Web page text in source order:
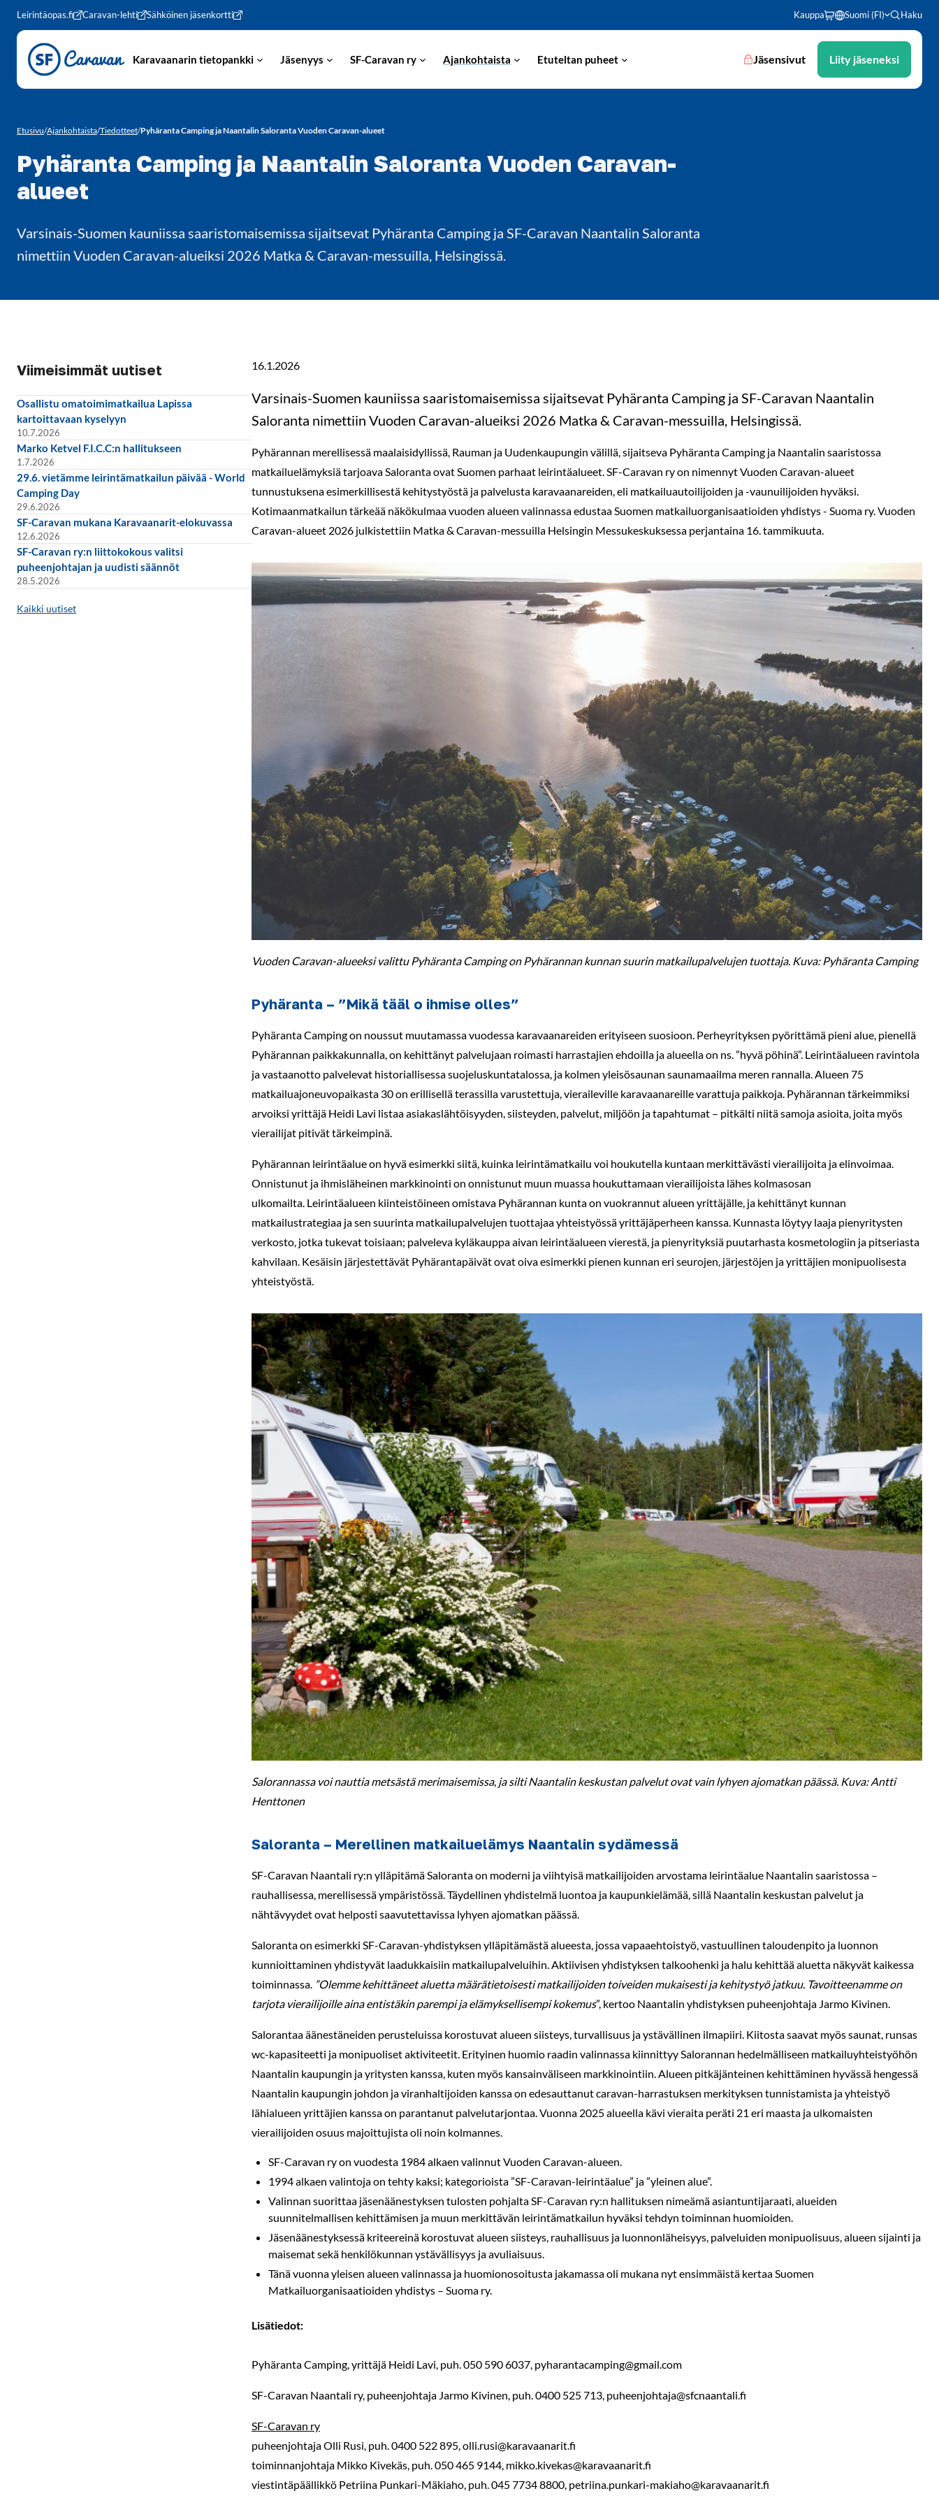
Siirry sivun sisältöön
Leirintäopas.fi Caravan-lehti Sähköinen jäsenkortti Kauppa Suomi (FI) Haku
Karavaanarin tietopankki Jäsenyys SF-Caravan ry Ajankohtaista Etuteltan puheet Jäsensivut Liity jäseneksi
Etusivu/Ajankohtaista/Tiedotteet/Pyhäranta Camping ja Naantalin Saloranta Vuoden Caravan-alueet
Pyhäranta Camping ja Naantalin Saloranta Vuoden Caravan-
alueet
Varsinais-Suomen kauniissa saaristomaisemissa sijaitsevat Pyhäranta Camping ja SF-Caravan Naantalin Saloranta
nimettiin Vuoden Caravan-alueiksi 2026 Matka & Caravan-messuilla, Helsingissä.
16.1.2026
Varsinais-Suomen kauniissa saaristomaisemissa sijaitsevat Pyhäranta Camping ja SF-Caravan Naantalin
Saloranta nimettiin Vuoden Caravan-alueiksi 2026 Matka & Caravan-messuilla, Helsingissä.
Pyhärannan merellisessä maalaisidyllissä, Rauman ja Uudenkaupungin välillä, sijaitseva Pyhäranta Camping ja Naantalin saaristossa
matkailuelämyksiä tarjoava Saloranta ovat Suomen parhaat leirintäalueet. SF-Caravan ry on nimennyt Vuoden Caravan-alueet
tunnustuksena esimerkillisestä kehitystyöstä ja palvelusta karavaanareiden, eli matkailuautoilijoiden ja -vaunuilijoiden hyväksi.
Kotimaanmatkailun tärkeää näkökulmaa vuoden alueen valinnassa edustaa Suomen matkailuorganisaatioiden yhdistys - Suoma ry. Vuoden
Caravan-alueet 2026 julkistettiin Matka & Caravan-messuilla Helsingin Messukeskuksessa perjantaina 16. tammikuuta.
Vuoden Caravan-alueeksi valittu Pyhäranta Camping on Pyhärannan kunnan suurin matkailupalvelujen tuottaja. Kuva: Pyhäranta Camping
Pyhäranta – ”Mikä tääl o ihmise olles”
Pyhäranta Camping on noussut muutamassa vuodessa karavaanareiden erityiseen suosioon. Perheyrityksen pyörittämä pieni alue, pienellä
Pyhärannan paikkakunnalla, on kehittänyt palvelujaan roimasti harrastajien ehdoilla ja alueella on ns. ”hyvä pöhinä”. Leirintäalueen ravintola
ja vastaanotto palvelevat historiallisessa suojeluskuntatalossa, ja kolmen yleisösaunan saunamaailma meren rannalla. Alueen 75
matkailuajoneuvopaikasta 30 on erillisellä terassilla varustettuja, vieraileville karavaanareille varattuja paikkoja. Pyhärannan tärkeimmiksi
arvoiksi yrittäjä Heidi Lavi listaa asiakaslähtöisyyden, siisteyden, palvelut, miljöön ja tapahtumat – pitkälti niitä samoja asioita, joita myös
vierailijat pitivät tärkeimpinä.
Pyhärannan leirintäalue on hyvä esimerkki siitä, kuinka leirintämatkailu voi houkutella kuntaan merkittävästi vierailijoita ja elinvoimaa.
Onnistunut ja ihmisläheinen markkinointi on onnistunut muun muassa houkuttamaan vierailijoista lähes kolmasosan
ulkomailta. Leirintäalueen kiinteistöineen omistava Pyhärannan kunta on vuokrannut alueen yrittäjälle, ja kehittänyt kunnan
matkailustrategiaa ja sen suurinta matkailupalvelujen tuottajaa yhteistyössä yrittäjäperheen kanssa. Kunnasta löytyy laaja pienyritysten
verkosto, jotka tukevat toisiaan; palveleva kyläkauppa aivan leirintäalueen vierestä, ja pienyrityksiä puutarhasta kosmetologiin ja pitseriasta
kahvilaan. Kesäisin järjestettävät Pyhärantapäivät ovat oiva esimerkki pienen kunnan eri seurojen, järjestöjen ja yrittäjien monipuolisesta
yhteistyöstä.
Salorannassa voi nauttia metsästä merimaisemissa, ja silti Naantalin keskustan palvelut ovat vain lyhyen ajomatkan päässä. Kuva: Antti
Henttonen
Saloranta – Merellinen matkailuelämys Naantalin sydämessä
SF-Caravan Naantali ry:n ylläpitämä Saloranta on moderni ja viihtyisä matkailijoiden arvostama leirintäalue Naantalin saaristossa –
rauhallisessa, merellisessä ympäristössä. Täydellinen yhdistelmä luontoa ja kaupunkielämää, sillä Naantalin keskustan palvelut ja
nähtävyydet ovat helposti saavutettavissa lyhyen ajomatkan päässä.
Saloranta on esimerkki SF-Caravan-yhdistyksen ylläpitämästä alueesta, jossa vapaaehtoistyö, vastuullinen taloudenpito ja luonnon
kunnioittaminen yhdistyvät laadukkaisiin matkailupalveluihin. Aktiivisen yhdistyksen talkoohenki ja halu kehittää aluetta näkyvät kaikessa
toiminnassa. ”Olemme kehittäneet aluetta määrätietoisesti matkailijoiden toiveiden mukaisesti ja kehitystyö jatkuu. Tavoitteenamme on
tarjota vierailijoille aina entistäkin parempi ja elämyksellisempi kokemus”, kertoo Naantalin yhdistyksen puheenjohtaja Jarmo Kivinen.
Salorantaa äänestäneiden perusteluissa korostuvat alueen siisteys, turvallisuus ja ystävällinen ilmapiiri. Kiitosta saavat myös saunat, runsas
wc-kapasiteetti ja monipuoliset aktiviteetit. Erityinen huomio raadin valinnassa kiinnittyy Salorannan hedelmälliseen matkailuyhteistyöhön
Naantalin kaupungin ja yritysten kanssa, kuten myös kansainväliseen markkinointiin. Alueen pitkäjänteinen kehittäminen hyvässä hengessä
Naantalin kaupungin johdon ja viranhaltijoiden kanssa on edesauttanut caravan-harrastuksen merkityksen tunnistamista ja yhteistyö
lähialueen yrittäjien kanssa on parantanut palvelutarjontaa. Vuonna 2025 alueella kävi vieraita peräti 21 eri maasta ja ulkomaisten
vierailijoiden osuus majoittujista oli noin kolmannes.
SF-Caravan ry on vuodesta 1984 alkaen valinnut Vuoden Caravan-alueen.
1994 alkaen valintoja on tehty kaksi; kategorioista ”SF-Caravan-leirintäalue” ja ”yleinen alue”.
Valinnan suorittaa jäsenäänestyksen tulosten pohjalta SF-Caravan ry:n hallituksen nimeämä asiantuntijaraati, alueiden
suunnitelmallisen kehittämisen ja muun merkittävän leirintämatkailun hyväksi tehdyn toiminnan huomioiden.
Jäsenäänestyksessä kriteereinä korostuvat alueen siisteys, rauhallisuus ja luonnonläheisyys, palveluiden monipuolisuus, alueen sijainti ja
maisemat sekä henkilökunnan ystävällisyys ja avuliaisuus.
Tänä vuonna yleisen alueen valinnassa ja huomionosoitusta jakamassa oli mukana nyt ensimmäistä kertaa Suomen
Matkailuorganisaatioiden yhdistys – Suoma ry.
Lisätiedot:
Pyhäranta Camping, yrittäjä Heidi Lavi, puh. 050 590 6037, pyharantacamping@gmail.com
SF-Caravan Naantali ry, puheenjohtaja Jarmo Kivinen, puh. 0400 525 713, puheenjohtaja@sfcnaantali.fi
SF-Caravan ry
puheenjohtaja Olli Rusi, puh. 0400 522 895, olli.rusi@karavaanarit.fi
toiminnanjohtaja Mikko Kivekäs, puh. 050 465 9144, mikko.kivekas@karavaanarit.fi
viestintäpäällikkö Petriina Punkari-Mäkiaho, puh. 045 7734 8800, petriina.punkari-makiaho@karavaanarit.fi
Viimeisimmät uutiset
Osallistu omatoimimatkailua Lapissa
kartoittavaan kyselyyn
10.7.2026
Marko Ketvel F.I.C.C:n hallitukseen
1.7.2026
29.6. vietämme leirintämatkailun päivää - World
Camping Day
29.6.2026
SF-Caravan mukana Karavaanarit-elokuvassa
12.6.2026
SF-Caravan ry:n liittokokous valitsi
puheenjohtajan ja uudisti säännöt
28.5.2026
Kaikki uutiset